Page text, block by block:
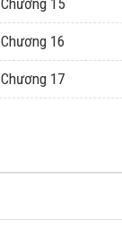
Chương 15
Chương 16
Chương 17